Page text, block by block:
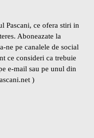
Pascani, ce ofera stiri in
Aboneazate la
ne pe canalele de social
ce consideri ca trebuie
e-mail sau pe unul din
)